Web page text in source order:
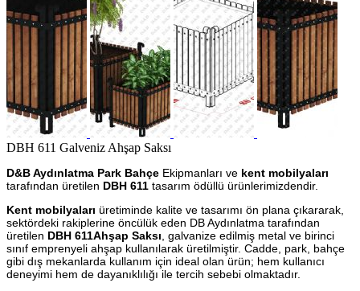
DBH 611 Galveniz Ahşap Saksı
D&B Aydınlatma Park Bahçe Ekipmanları ve kent mobilyaları
tarafından üretilen DBH 611 tasarım ödüllü ürünlerimizdendir.
Kent mobilyaları üretiminde kalite ve tasarımı ön plana çıkararak,
sektördeki rakiplerine öncülük eden DB Aydınlatma tarafından
üretilen DBH 611Ahşap Saksı, galvanize edilmiş metal ve birinci
sınıf emprenyeli ahşap kullanılarak üretilmiştir. Cadde, park, bahçe
gibi dış mekanlarda kullanım için ideal olan ürün; hem kullanıcı
deneyimi hem de dayanıklılığı ile tercih sebebi olmaktadır.